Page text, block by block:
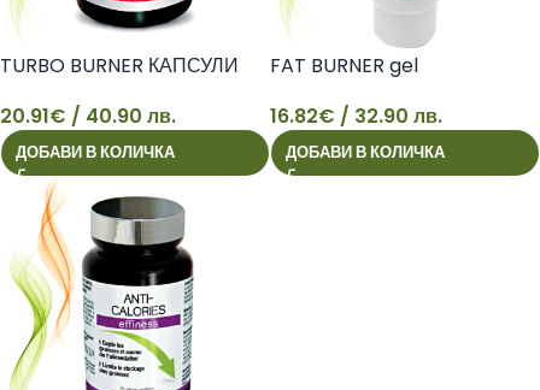
20
TURBO BURNER КАПСУЛИ
20.91€ / 40.90 лв.
ДОБАВИ В КОЛИЧКА 16
FAT BURNER gel
16.82€ / 32.90 лв.
ДОБАВИ В КОЛИЧКА